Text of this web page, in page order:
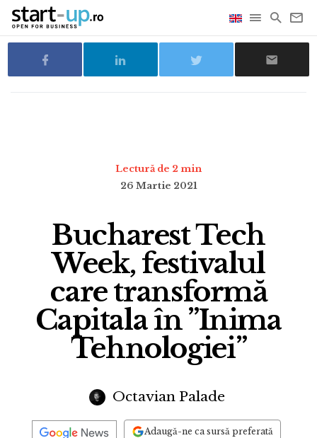
Lectură de 2 min
26 Martie 2021
Bucharest Tech
Week, festivalul
care transformă
Capitala în ”Inima
Tehnologiei”
Octavian Palade
Adaugă-ne ca sursă preferată